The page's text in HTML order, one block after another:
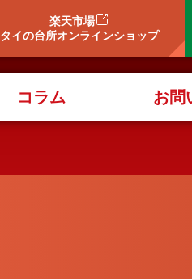
楽天市場
タイの台所オンラインショップ
コラム お問